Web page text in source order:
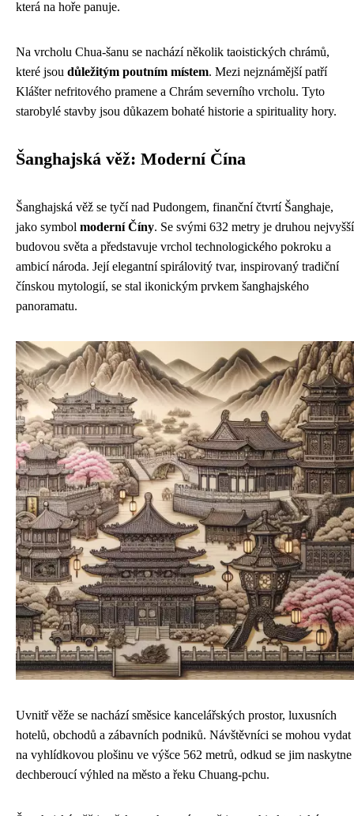
která na hoře panuje.
Na vrcholu Chua-šanu se nachází několik taoistických chrámů,
které jsou důležitým poutním místem. Mezi nejznámější patří
Klášter nefritového pramene a Chrám severního vrcholu. Tyto
starobylé stavby jsou důkazem bohaté historie a spirituality hory.
Šanghajská věž: Moderní Čína
Šanghajská věž se tyčí nad Pudongem, finanční čtvrtí Šanghaje,
jako symbol moderní Číny. Se svými 632 metry je druhou nejvyšší
budovou světa a představuje vrchol technologického pokroku a
ambicí národa. Její elegantní spirálovitý tvar, inspirovaný tradiční
čínskou mytologií, se stal ikonickým prvkem šanghajského
panoramatu.
Uvnitř věže se nachází směsice kancelářských prostor, luxusních
hotelů, obchodů a zábavních podniků. Návštěvníci se mohou vydat
na vyhlídkovou plošinu ve výšce 562 metrů, odkud se jim naskytne
dechberoucí výhled na město a řeku Chuang-pchu.